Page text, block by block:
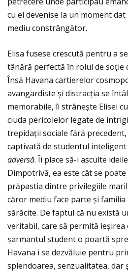
cu el devenise la un moment
mediu constrângător.
Elisa fusese crescută pentru a
tânără perfectă în rolul de soţie
Însă Havana cartierelor
avangardiste și distracţia se
memorabile, îi strânește Elisei
ciuda pericolelor legate de
trepidaţii sociale fără precedent,
captivată de studentul
adversă. Îi place să-i asculte
Dimpotrivă, ea este cât se
prăpastia dintre privilegiile
căror mediu face parte și
sărăcite. De faptul că nu există
veritabil, care să permită ieșirea
șarmantul student o poartă
Havana i se dezvăluie pentru
splendoarea, senzualitatea, dar